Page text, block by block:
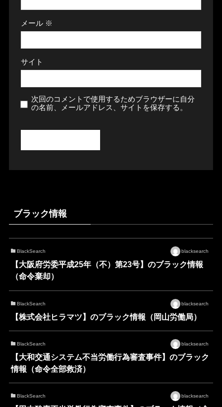
メール ※
サイト
次回のコメントで使用するためブラウザーに自分
の名前、メールアドレス、サイトを保存する。
ブラック情報
BlackSearch blacksearch
【大阪府労委平成25年（不）第23号】のブラック情報
（命令棄却）
BlackSearch blacksearch
【株式会社ヒラマツ】のブラック情報（岡山労働局）
BlackSearch blacksearch
【大和交通システム不当労働行為審査事件】のブラック
情報（命令全部救済）
BlackSearch blacksearch